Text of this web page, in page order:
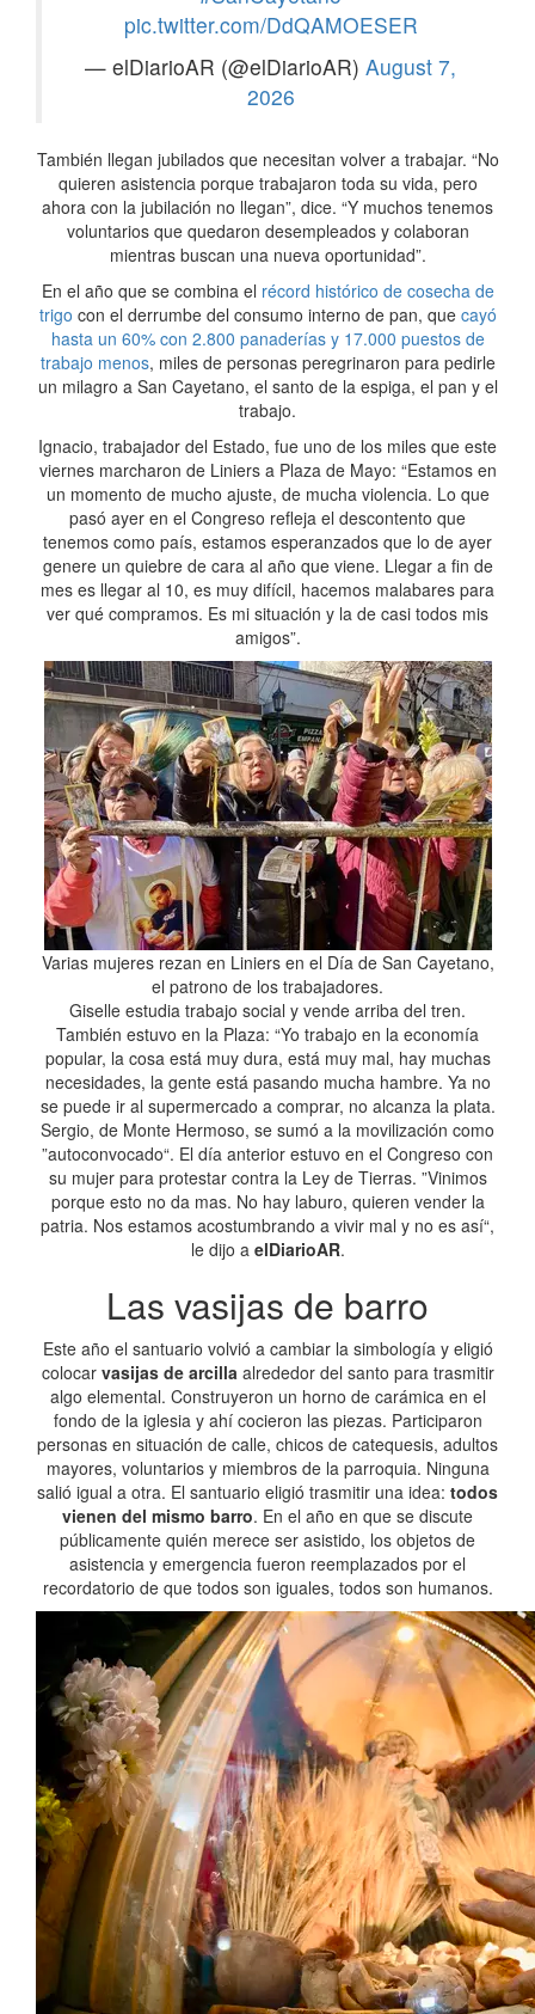
pic.twitter.com/DdQAMOESER
— elDiarioAR (@elDiarioAR) August 7,
2026
También llegan jubilados que necesitan volver a trabajar. “No
quieren asistencia porque trabajaron toda su vida, pero
ahora con la jubilación no llegan”, dice. “Y muchos tenemos
voluntarios que quedaron desempleados y colaboran
mientras buscan una nueva oportunidad”.
En el año que se combina el récord histórico de cosecha de
trigo con el derrumbe del consumo interno de pan, que cayó
hasta un 60% con 2.800 panaderías y 17.000 puestos de
trabajo menos, miles de personas peregrinaron para pedirle
un milagro a San Cayetano, el santo de la espiga, el pan y el
trabajo.
Ignacio, trabajador del Estado, fue uno de los miles que este
viernes marcharon de Liniers a Plaza de Mayo: “Estamos en
un momento de mucho ajuste, de mucha violencia. Lo que
pasó ayer en el Congreso refleja el descontento que
tenemos como país, estamos esperanzados que lo de ayer
genere un quiebre de cara al año que viene. Llegar a fin de
mes es llegar al 10, es muy difícil, hacemos malabares para
ver qué compramos. Es mi situación y la de casi todos mis
amigos”.
Varias mujeres rezan en Liniers en el Día de San Cayetano,
el patrono de los trabajadores.
Giselle estudia trabajo social y vende arriba del tren.
También estuvo en la Plaza: “Yo trabajo en la economía
popular, la cosa está muy dura, está muy mal, hay muchas
necesidades, la gente está pasando mucha hambre. Ya no
se puede ir al supermercado a comprar, no alcanza la plata.
Sergio, de Monte Hermoso, se sumó a la movilización como
”autoconvocado“. El día anterior estuvo en el Congreso con
su mujer para protestar contra la Ley de Tierras. ”Vinimos
porque esto no da mas. No hay laburo, quieren vender la
patria. Nos estamos acostumbrando a vivir mal y no es así“,
le dijo a elDiarioAR.
Las vasijas de barro
Este año el santuario volvió a cambiar la simbología y eligió
colocar vasijas de arcillaalrededor del santo para trasmitir
algo elemental. Construyeron un horno de carámica en el
fondo de la iglesia y ahí cocieron las piezas. Participaron
personas en situación de calle, chicos de catequesis, adultos
mayores, voluntarios y miembros de la parroquia. Ninguna
salió igual a otra. El santuario eligió trasmitir una idea: todos
vienen del mismo barro. En el año en que se discute
públicamente quién merece ser asistido, los objetos de
asistencia y emergencia fueron reemplazados por el
recordatorio de que todos son iguales, todos son humanos.